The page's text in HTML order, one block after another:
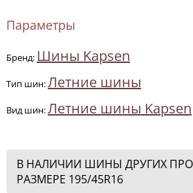
Параметры
Бренд: Шины Kapsen
Тип шин:Летние шины
Вид шин:Летние шины Kapsen
В НАЛИЧИИ ШИНЫ ДРУГИХ
РАЗМЕРЕ 195/45R16